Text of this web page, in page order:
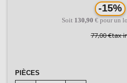
-15%
Soit 130,90 € pour un
77,00 €tax
PIÈCES